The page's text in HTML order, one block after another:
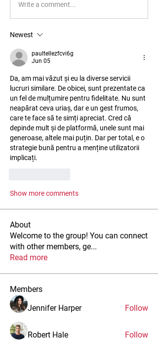
Write a comment...
Newest
paultellezfcvi6g
Jun 05
Da, am mai văzut și eu la diverse servicii
lucruri similare. De obicei, sunt prezentate ca
un fel de mulțumire pentru fidelitate. Nu sunt
neapărat ceva uriaș, dar e un gest frumos,
care te face să te simți apreciat. Cred că
depinde mult și de platformă, unele sunt mai
generoase, altele mai puțin. Dar per total, e o
strategie bună pentru a menține utilizatorii
implicați.
Show more comments
About
Welcome to the group! You can connect
with other members, ge...
Read more
Members
Jennifer Harper
Follow
Robert Hale Follow